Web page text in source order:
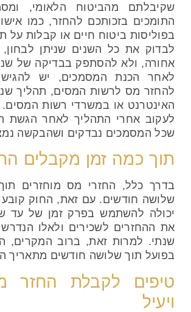
שקיבלתם מהביטוח הלאומי,
התומכים בזכותכם להחזר, כמו
בפוליסות ביטוח חיים או קבלות על
לבדוק את כל השנים שניתן
אחורה, ולא להסתפק בבדיקה של
לאחר הכנת המסמכים, יש
להחזר מס לרשות המסים, תהליך
האינטרנט או במשרדי רשות
לעקוב אחרי התהליך לאחר הגשת
שכל המסמכים נבדקים ושהבקשה
תוך כמה זמן מקבלים
בדרך כלל, החזרי מס מוחזרים
שלושה חודשים. עם זאת, החוק
יכולה להשתמש בפרק זמן של עד
את ההחזרים לשכירים ולאלו
שנתי. למרות זאת, ברוב המקרים,
בפועל תוך שלושה חודשים מתאריך
טיפים לקבלת החזר
ויעיל